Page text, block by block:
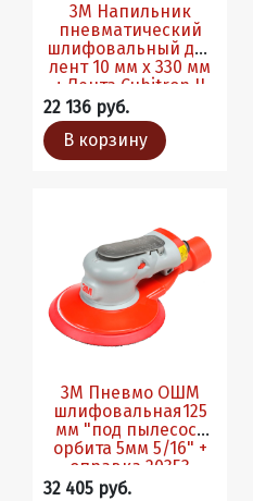
3М Напильник
пневматический
шлифовальный для
лент 10 мм х 330 мм
+ Лента Cubitron II
80+ 10 шт.
22 136 руб.
В корзину
3М Пневмо ОШМ
шлифовальная125
мм "под пылесос"
орбита 5мм 5/16" +
оправка 20353
32 405 руб.